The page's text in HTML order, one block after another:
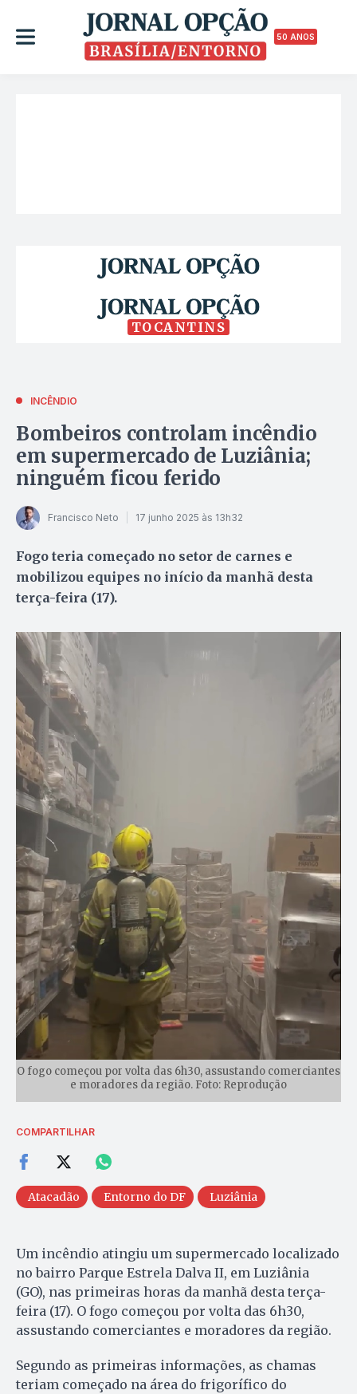
50 ANOS
TOCANTINS
INCÊNDIO
Bombeiros controlam incêndio
em supermercado de Luziânia;
ninguém ficou ferido
Francisco Neto 17 junho 2025 às 13h32
Fogo teria começado no setor de carnes e
mobilizou equipes no início da manhã desta
terça-feira (17).
O fogo começou por volta das 6h30, assustando comerciantes
e moradores da região. Foto: Reprodução
COMPARTILHAR
Atacadão Entorno do DF Luziânia
Um incêndio atingiu um supermercado localizado
no bairro Parque Estrela Dalva II, em Luziânia
(GO), nas primeiras horas da manhã desta terça-
feira (17). O fogo começou por volta das 6h30,
assustando comerciantes e moradores da região.
Segundo as primeiras informações, as chamas
teriam começado na área do frigorífico do